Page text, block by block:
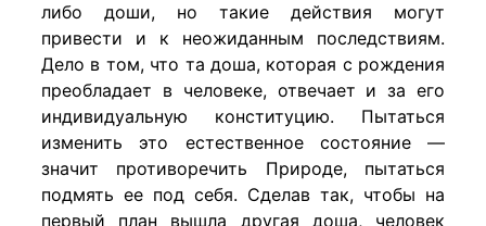
либо доши, но такие действия могут
привести и к неожиданным последствиям.
Дело в том, что та доша, которая с рождения
преобладает в человеке, отвечает и за его
индивидуальную конституцию. Пытаться
изменить это естественное состояние —
значит противоречить Природе, пытаться
подмять ее под себя. Сделав так, чтобы на
первый план вышла другая доша, человек